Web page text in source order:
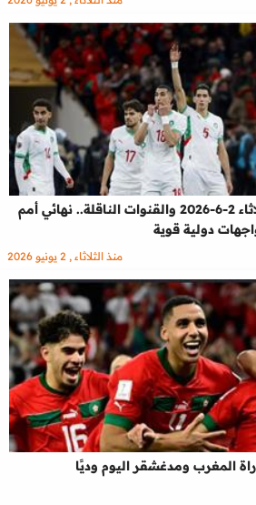
مواعيد مباريات اليوم الثلاثاء 2-6-2026 والقنوات الناقلة.. نهائي أمم
منذ الثلاثاء , 2 يونيو 2026
المغرب ومدغشقر اليوم وديًا